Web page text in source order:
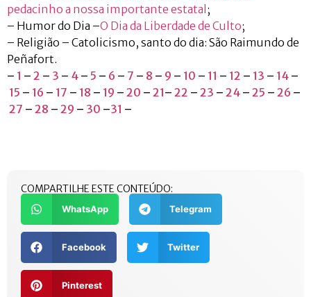
pedacinho a nossa importante estatal;
– Humor do Dia –O Dia da Liberdade de Culto;
– Religião – Catolicismo, santo do dia: São Raimundo de
Peñafort.
– 1 – 2 – 3 – 4 – 5 – 6 – 7 – 8 – 9 – 10 – 11 – 12 – 13 – 14 –
15 – 16 – 17 – 18 – 19 – 20 – 21– 22 – 23 – 24 – 25 – 26 –
27 – 28 – 29 – 30 –31 –
COMPARTILHE ESTE CONTEÚDO:
WhatsApp Telegram
Facebook Twitter
Pinterest